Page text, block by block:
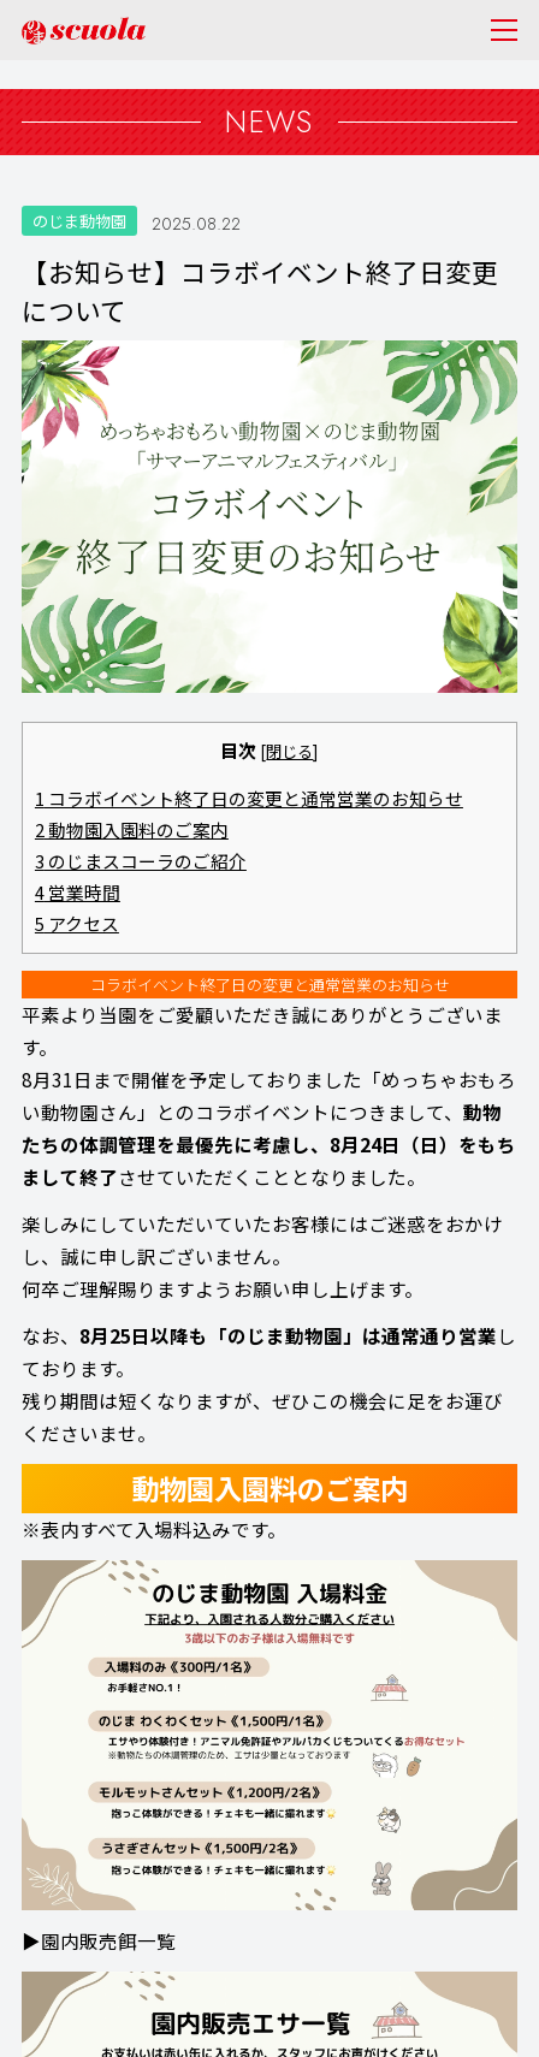
NEWS
のじま動物園 2025.08.22
【お知らせ】コラボイベント終了日変更
について
目次 [閉じる]
1 コラボイベント終了日の変更と通常営業のお知らせ
2動物園入園料のご案内
3 のじまスコーラのご紹介
4営業時間
5 アクセス
コラボイベント終了日の変更と通常営業のお知らせ
平素より当園をご愛顧いただき誠にありがとうございま
す。
8月31日まで開催を予定しておりました「めっちゃおもろ
い動物園さん」とのコラボイベントにつきまして、 動物
たちの体調管理を最優先に考慮し、8月24日（日）をもち
まして終了させていただくこととなりました。
楽しみにしていただいていたお客様にはご迷惑をおかけ
し、誠に申し訳ございません。
何卒ご理解賜りますようお願い申し上げます。
なお、 8月25日以降も「のじま動物園」は通常通り営業し
ております。
残り期間は短くなりますが、ぜひこの機会に足をお運び
くださいませ。
動物園入園料のご案内
※表内すべて入場料込みです。
▶園内販売餌一覧